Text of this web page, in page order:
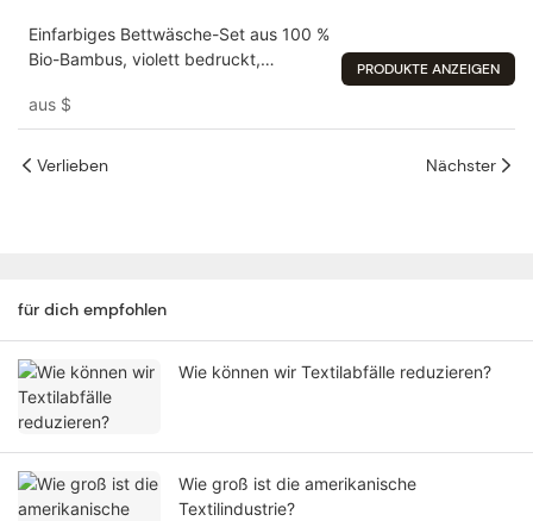
Einfarbiges Bettwäsche-Set aus 100 %
Bio-Bambus, violett bedruckt,
aus $
PRODUKTE ANZEIGEN
Verlieben Nächster
für dich empfohlen
Wie können wir Textilabfälle reduzieren?
Wie groß ist die amerikanische
Textilindustrie?